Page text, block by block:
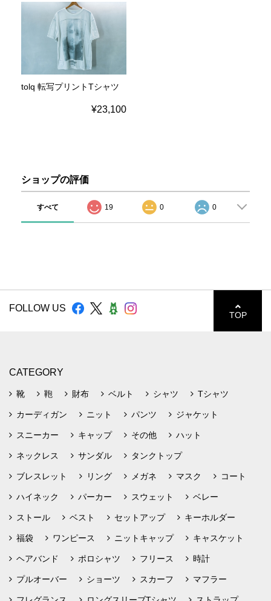
tolq 転写プリントTシャツ
¥23,100
ショップの評価
すべて 19 0 0
FOLLOW US
TOP
CATEGORY
靴 鞄 財布 ベルト シャツ Tシャツ
カーディガン ニット パンツ ジャケット
スニーカー キャップ その他 ハット
ネックレス サンダル タンクトップ
ブレスレット リング メガネ マスク コート
ハイネック パーカー スウェット ベレー
ストール ベスト セットアップ キーホルダー
福袋 ワンピース ニットキャップ キャスケット
ヘアバンド ポロシャツ フリース 時計
プルオーバー ショーツ スカーフ マフラー